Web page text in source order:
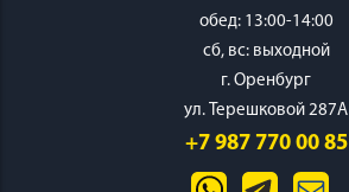
обед: 13:00-14:00
cб, вс: выходной
г. Оренбург
ул. Терешковой 287А
+7 987 770 00 85